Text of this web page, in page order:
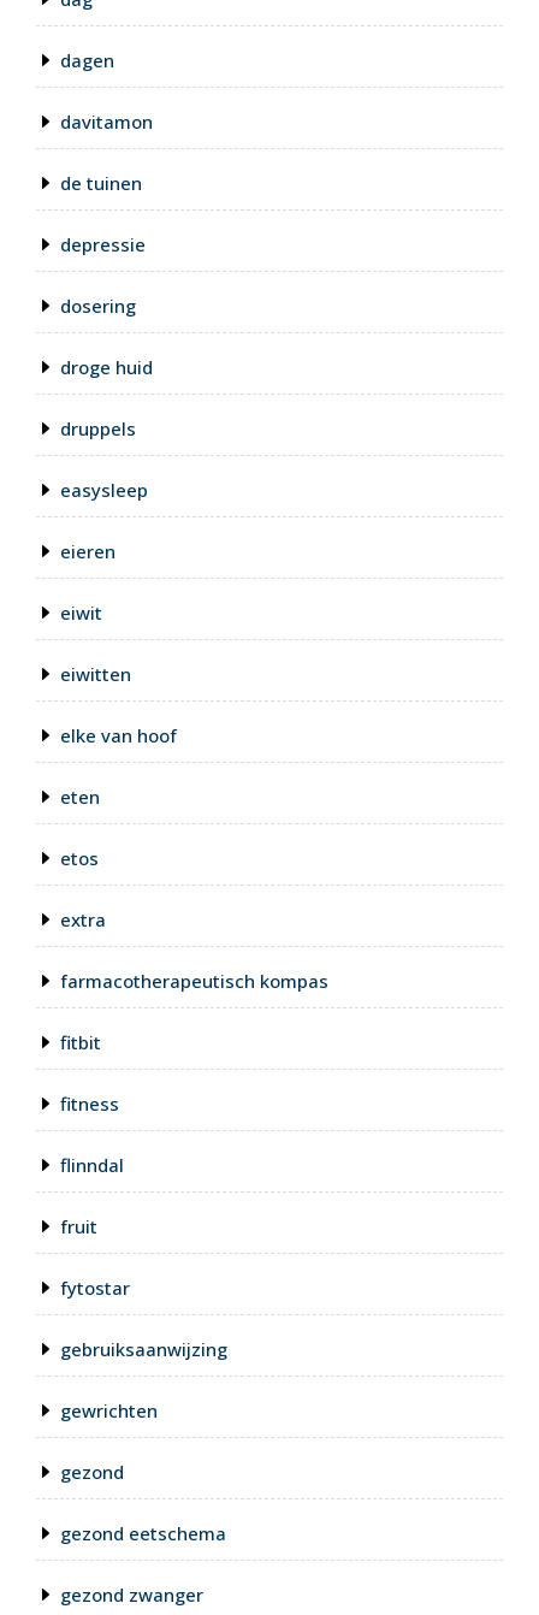
dagen
davitamon
de tuinen
depressie
dosering
droge huid
druppels
easysleep
eieren
eiwit
eiwitten
elke van hoof
eten
etos
extra
farmacotherapeutisch kompas
fitbit
fitness
flinndal
fruit
fytostar
gebruiksaanwijzing
gewrichten
gezond
gezond eetschema
gezond zwanger